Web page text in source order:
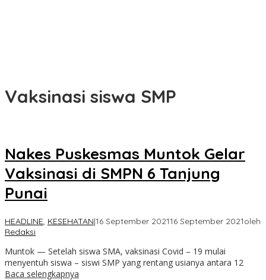
Vaksinasi siswa SMP
Nakes Puskesmas Muntok Gelar
Vaksinasi di SMPN 6 Tanjung
Punai
HEADLINE, KESEHATAN|16 September 202116 September 2021oleh
Redaksi
Muntok — Setelah siswa SMA, vaksinasi Covid – 19 mulai
menyentuh siswa – siswi SMP yang rentang usianya antara 12
Baca selengkapnya